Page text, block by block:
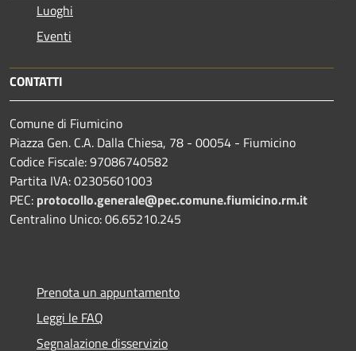
Luoghi
Eventi
CONTATTI
Comune di Fiumicino
Piazza Gen. C.A. Dalla Chiesa, 78 - 00054 - Fiumicino
Codice Fiscale: 97086740582
Partita IVA: 02305601003
PEC: protocollo.generale@pec.comune.fiumicino.rm.it
Centralino Unico: 06.65210.245
Prenota un appuntamento
Leggi le FAQ
Segnalazione disservizio